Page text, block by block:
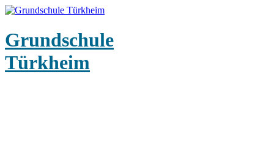
Grundschule
Türkheim